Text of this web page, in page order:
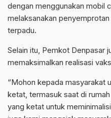
dengan menggunakan mobil
melaksanakan
terpadu.
Selain itu, Pemkot Denpasar
memaksimalkan realisasi
“Mohon kepada masyarakat
ketat, termasuk saat di
yang ketat untuk